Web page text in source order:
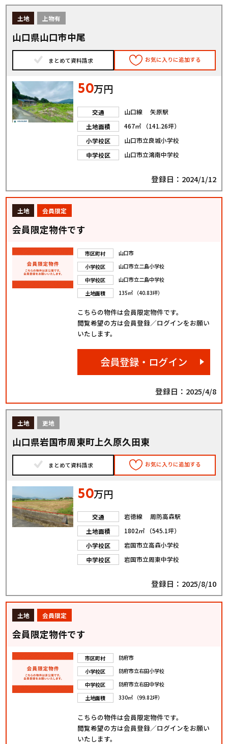
土地 上物有
山口県山口市中尾
まとめて資料請求 お気に入りに追加する
50万円
交通
山口線 矢原駅
土地面積
467㎡ （141.26坪）
小学校区
山口市立良城小学校
中学校区
山口市立鴻南中学校
登録日：2024/1/12
土地 会員限定
会員限定物件です
市区町村
山口市
小学校区
山口市立二島小学校
中学校区
山口市立二島中学校
土地面積
135㎡ （40.83坪）
こちらの物件は会員限定物件です。
閲覧希望の方は会員登録／ログインをお願い
いたします。
会員登録・ログイン
登録日：2025/4/8
土地 更地
山口県岩国市周東町上久原久田東
まとめて資料請求 お気に入りに追加する
50万円
交通
岩徳線 周防高森駅
土地面積
1802㎡ （545.1坪）
小学校区
岩国市立高森小学校
中学校区
岩国市立周東中学校
登録日：2025/8/10
土地 会員限定
会員限定物件です
市区町村
防府市
小学校区
防府市立右田小学校
中学校区
防府市立右田中学校
土地面積
330㎡ （99.82坪）
こちらの物件は会員限定物件です。
閲覧希望の方は会員登録／ログインをお願い
いたします。